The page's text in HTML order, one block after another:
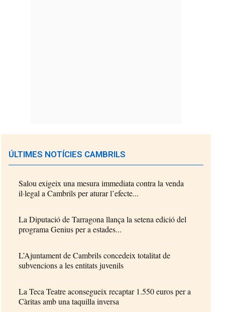
ÚLTIMES NOTÍCIES CAMBRILS
Salou exigeix una mesura immediata contra la venda
il·legal a Cambrils per aturar l’efecte...
La Diputació de Tarragona llança la setena edició del
programa Genius per a estades...
L’Ajuntament de Cambrils concedeix totalitat de
subvencions a les entitats juvenils
La Teca Teatre aconsegueix recaptar 1.550 euros per a
Càritas amb una taquilla inversa